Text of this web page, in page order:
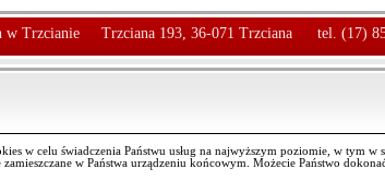
w Trzcianie Trzciana 193, 36-071 Trzciana tel. (17)
w celu świadczenia Państwu usług na najwyższym poziomie, w tym
w Państwa urządzeniu końcowym. Możecie Państwo